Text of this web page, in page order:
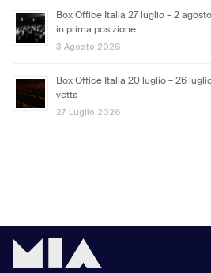
Box Office Italia 27 luglio – 2
in prima posizione
3 Agosto 2026
Box Office Italia 20 luglio – 26
vetta
27 Luglio 2026